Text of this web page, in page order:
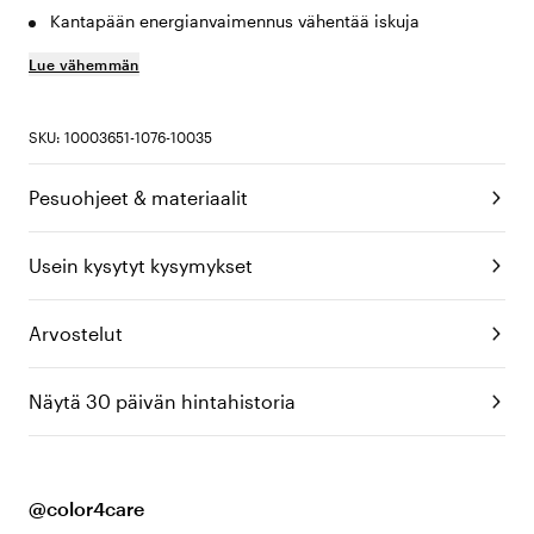
Kantapään energianvaimennus vähentää iskuja
Lue vähemmän
SKU: 10003651-1076-10035
Pesuohjeet & materiaalit
Usein kysytyt kysymykset
Arvostelut
Näytä 30 päivän hintahistoria
@color4care